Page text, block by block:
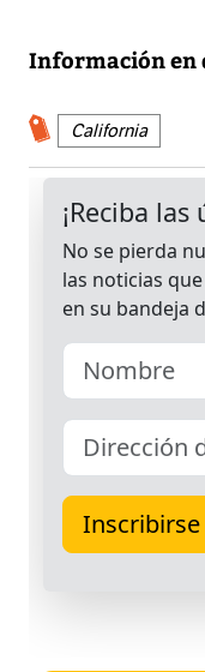
Información en
California